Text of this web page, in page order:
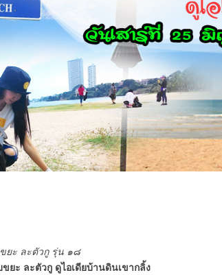
ขยะ ละตัวกู รุ่น ๑๘
ขยะ ละตัวกู ดูไอเดียบ้านดินเขากลิ้ง